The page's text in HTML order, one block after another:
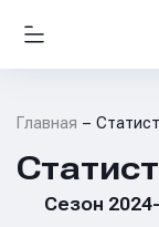
Главная
Сезон